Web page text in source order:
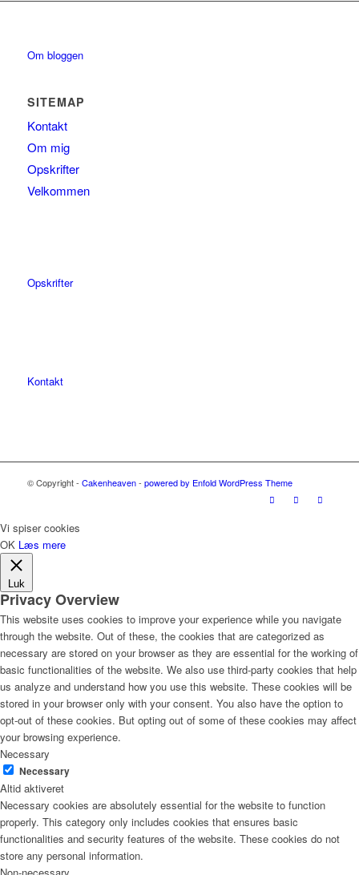
Om bloggen
SITEMAP
Kontakt
Om mig
Opskrifter
Velkommen
Opskrifter
Kontakt
© Copyright - Cakenheaven- powered by Enfold WordPress Theme
Vi spiser cookies
OK Læs mere
Luk
Privacy Overview
This website uses cookies to improve your experience while you navigate
through the website. Out of these, the cookies that are categorized as
necessary are stored on your browser as they are essential for the working of
basic functionalities of the website. We also use third-party cookies that help
us analyze and understand how you use this website. These cookies will be
stored in your browser only with your consent. You also have the option to
opt-out of these cookies. But opting out of some of these cookies may affect
your browsing experience.
Necessary
Necessary
Altid aktiveret
Necessary cookies are absolutely essential for the website to function
properly. This category only includes cookies that ensures basic
functionalities and security features of the website. These cookies do not
store any personal information.